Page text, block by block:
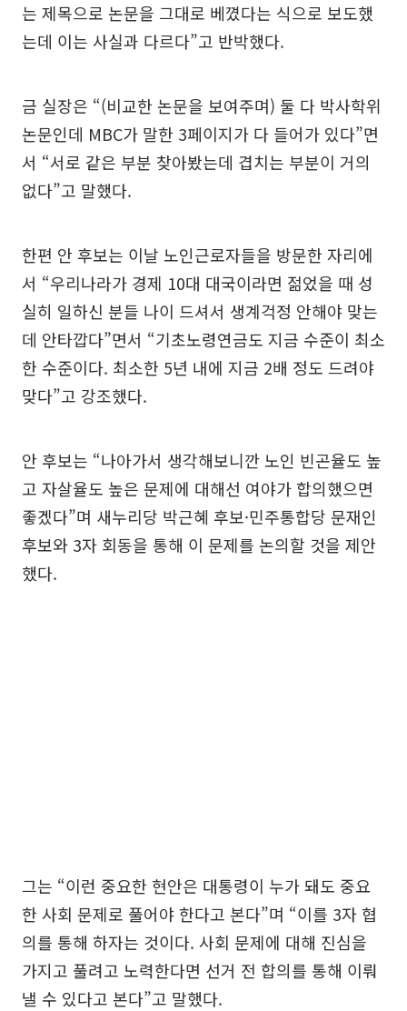
는 제목으로 논문을 그대로 베꼈다는 식으로 보도했
는데 이는 사실과 다르다”고 반박했다.
금 실장은 “(비교한 논문을 보여주며) 둘 다 박사학위
논문인데 MBC가 말한 3페이지가 다 들어가 있다”면
서 “서로 같은 부분 찾아봤는데 겹치는 부분이 거의
없다”고 말했다.
한편 안 후보는 이날 노인근로자들을 방문한 자리에
서 “우리나라가 경제 10대 대국이라면 젊었을 때 성
실히 일하신 분들 나이 드셔서 생계걱정 안해야 맞는
데 안타깝다”면서 “기초노령연금도 지금 수준이 최소
한 수준이다. 최소한 5년 내에 지금 2배 정도 드려야
맞다”고 강조했다.
안 후보는 “나아가서 생각해보니깐 노인 빈곤율도 높
고 자살율도 높은 문제에 대해선 여야가 합의했으면
좋겠다”며 새누리당 박근혜 후보·민주통합당 문재인
후보와 3자 회동을 통해 이 문제를 논의할 것을 제안
했다.
그는 “이런 중요한 현안은 대통령이 누가 돼도 중요
한 사회 문제로 풀어야 한다고 본다”며 “이를 3자 협
의를 통해 하자는 것이다. 사회 문제에 대해 진심을
가지고 풀려고 노력한다면 선거 전 합의를 통해 이뤄
낼 수 있다고 본다”고 말했다.